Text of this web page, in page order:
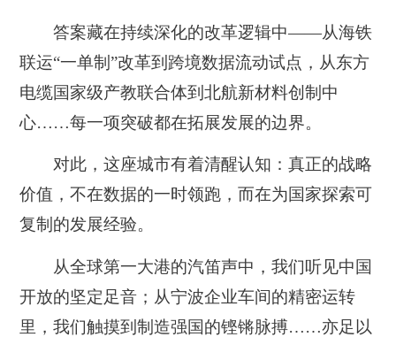
答案藏在持续深化的改革逻辑中——从海铁
联运“一单制”改革到跨境数据流动试点，从东方
电缆国家级产教联合体到北航新材料创制中
心……每一项突破都在拓展发展的边界。
对此，这座城市有着清醒认知：真正的战略
价值，不在数据的一时领跑，而在为国家探索可
复制的发展经验。
从全球第一大港的汽笛声中，我们听见中国
开放的坚定足音；从宁波企业车间的精密运转
里，我们触摸到制造强国的铿锵脉搏……亦足以